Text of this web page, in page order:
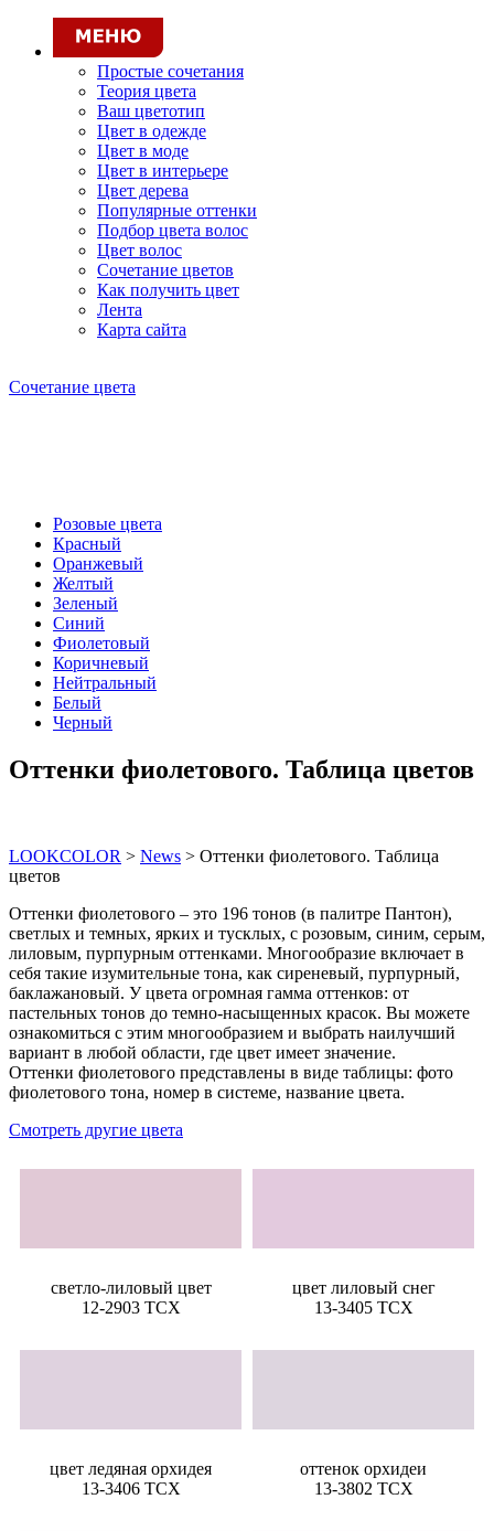
Простые сочетания
Теория цвета
Ваш цветотип
Цвет в одежде
Цвет в моде
Цвет в интерьере
Цвет дерева
Популярные оттенки
Подбор цвета волос
Цвет волос
Сочетание цветов
Как получить цвет
Лента
Карта сайта
Сочетание цвета
Розовые цвета
Красный
Оранжевый
Желтый
Зеленый
Синий
Фиолетовый
Коричневый
Нейтральный
Белый
Черный
Оттенки фиолетового. Таблица цветов
LOOKCOLOR > News > Оттенки фиолетового. Таблица
цветов
Оттенки фиолетового – это 196 тонов (в палитре Пантон),
светлых и темных, ярких и тусклых, с розовым, синим, серым,
лиловым, пурпурным оттенками. Многообразие включает в
себя такие изумительные тона, как сиреневый, пурпурный,
баклажановый. У цвета огромная гамма оттенков: от
пастельных тонов до темно-насыщенных красок. Вы можете
ознакомиться с этим многообразием и выбрать наилучший
вариант в любой области, где цвет имеет значение.
Оттенки фиолетового представлены в виде таблицы: фото
фиолетового тона, номер в системе, название цвета.
Смотреть другие цвета
светло-лиловый цвет
12-2903 TCX
цвет лиловый снег
13-3405 TCX
цвет ледяная орхидея
13-3406 TCX
оттенок орхидеи
13-3802 TCX